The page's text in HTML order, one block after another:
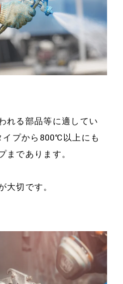
れる部品等に適してい
プから800℃以上にも
まであります。
大切です。